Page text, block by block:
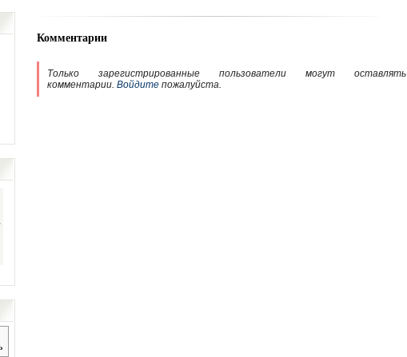
Комментарии
Только зарегистрированные пользователи могут оставлять
комментарии. Войдитепожалуйста.